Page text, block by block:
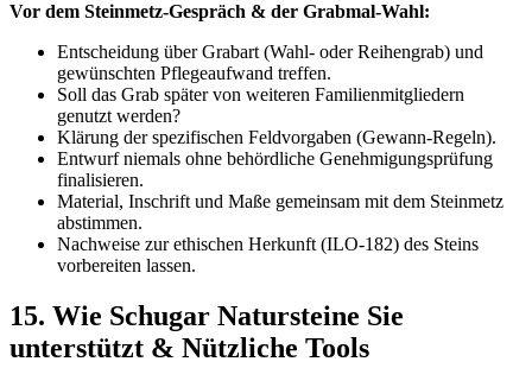
Vor dem Steinmetz-Gespräch & der Grabmal-Wahl:
Entscheidung über Grabart (Wahl- oder Reihengrab) und
gewünschten Pflegeaufwand treffen.
Soll das Grab später von weiteren Familienmitgliedern
genutzt werden?
Klärung der spezifischen Feldvorgaben (Gewann-Regeln).
Entwurf niemals ohne behördliche Genehmigungsprüfung
finalisieren.
Material, Inschrift und Maße gemeinsam mit dem Steinmetz
abstimmen.
Nachweise zur ethischen Herkunft (ILO-182) des Steins
vorbereiten lassen.
15. Wie Schugar Natursteine Sie
unterstützt & Nützliche Tools